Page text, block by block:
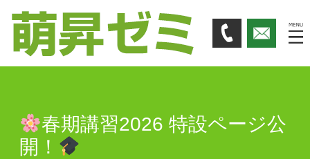
春期講習2026 特設ページ公
開！